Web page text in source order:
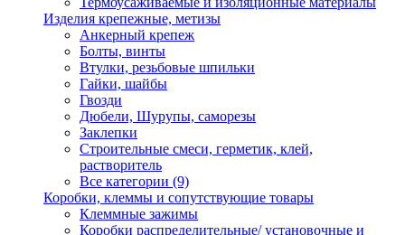
Изделия крепежные, метизы
Анкерный крепеж
Болты, винты
Втулки, резьбовые шпильки
Гайки, шайбы
Гвозди
Дюбели, Шурупы, саморезы
Заклепки
Строительные смеси, герметик, клей,
растворитель
Все категории (9)
Коробки, клеммы и сопутствующие товары
Клеммные зажимы
Коробки распределительные/ установочные и